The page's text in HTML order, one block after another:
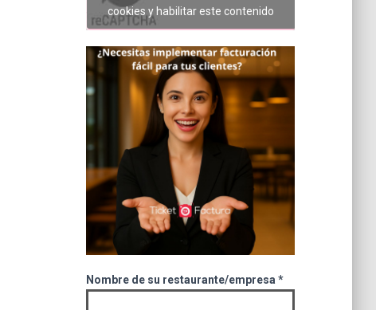
cookies y habilitar este contenido
Nombre de su restaurante/empresa *